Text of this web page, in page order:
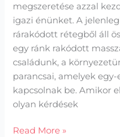
megszeretése azzal
igazi énünket. A
rárakódott rétegből áll
egy ránk rakódott
családunk, a
parancsai, amelyek
kapcsolnak be. Amikor
olyan kérdések
Read More »